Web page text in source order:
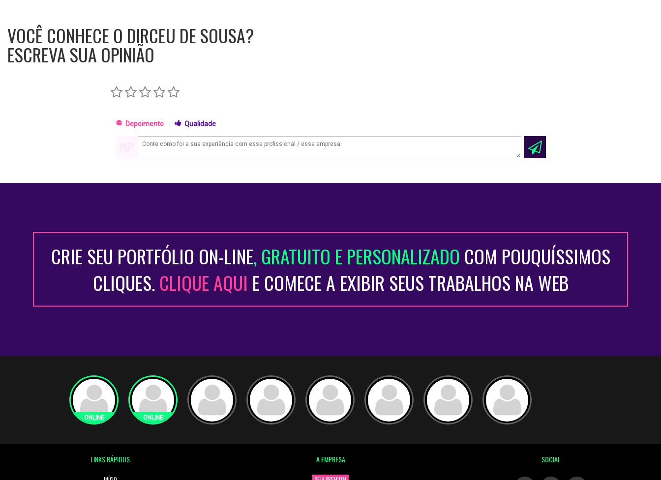
VOCÊ CONHECE O DIRCEU DE SOUSA?
ESCREVA SUA OPINIÃO
Depoimento Qualidade
CRIE SEU PORTFÓLIO ON-LINE, GRATUITO E PERSONALIZADO COM POUQUÍSSIMOS
CLIQUES. CLIQUE AQUI E COMECE A EXIBIR SEUS TRABALHOS NA WEB
LINKS RÁPIDOS A EMPRESA SOCIAL